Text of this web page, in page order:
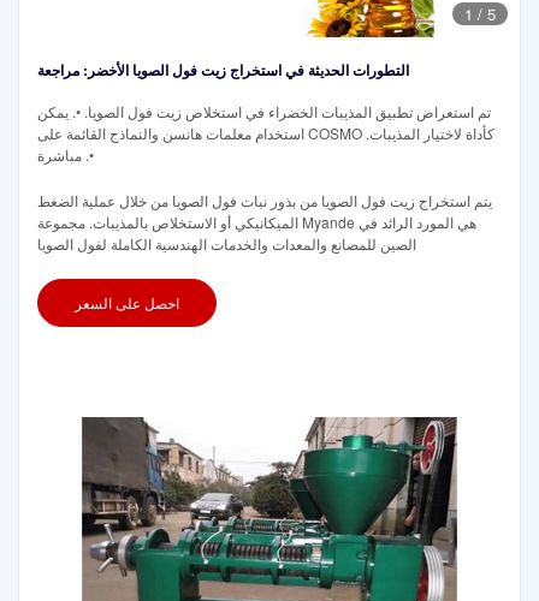
1 / 5
التطورات الحديثة في استخراج زيت فول الصويا الأخضر: مراجعة
تم استعراض تطبيق المذيبات الخضراء في استخلاص زيت فول الصويا. •. يمكن
استخدام معلمات هانسن والنماذج القائمة على COSMO كأداة لاختيار المذيبات.
•. مباشرة
يتم استخراج زيت فول الصويا من بذور نبات فول الصويا من خلال عملية الضغط
الميكانيكي أو الاستخلاص بالمذيبات. مجموعة Myande هي المورد الرائد في
الصين للمصانع والمعدات والخدمات الهندسية الكاملة لفول الصويا
احصل على السعر